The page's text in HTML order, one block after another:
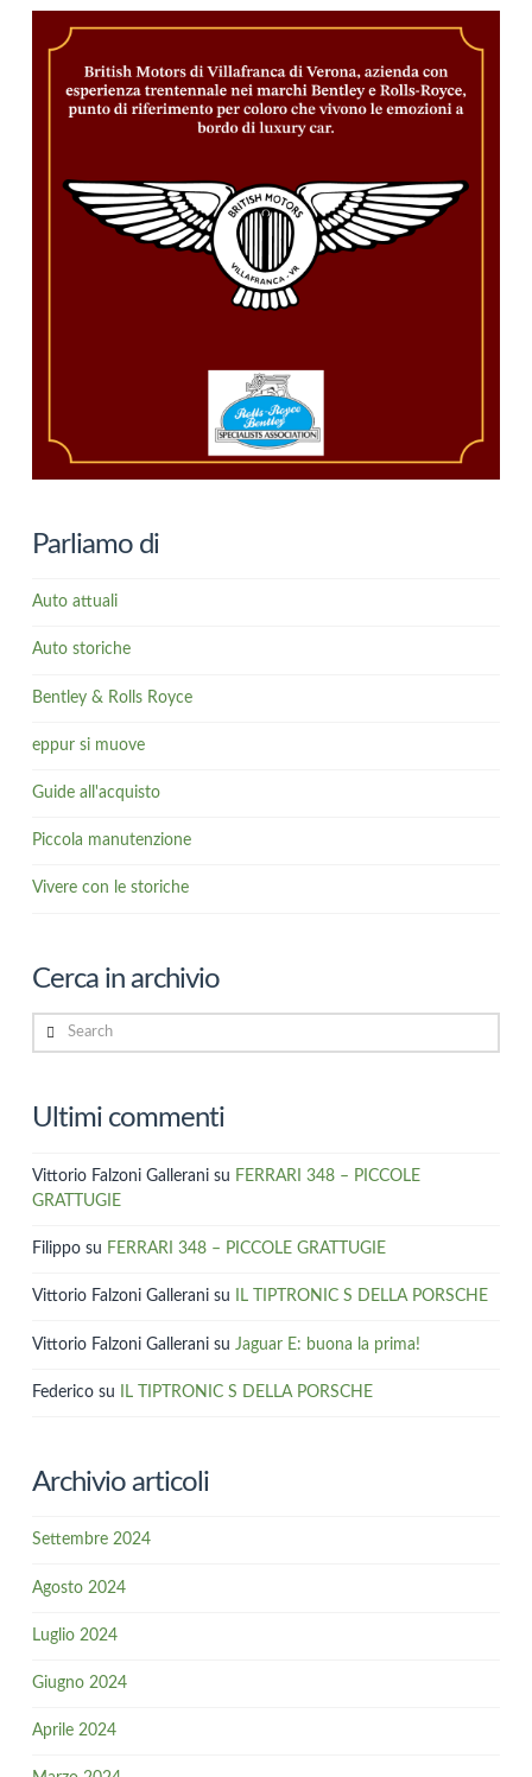
Parliamo di
Auto attuali
Auto storiche
Bentley & Rolls Royce
eppur si muove
Guide all'acquisto
Piccola manutenzione
Vivere con le storiche
Cerca in archivio
Search
Ultimi commenti
Vittorio Falzoni Galleranisu FERRARI 348 – PICCOLE
GRATTUGIE
Filipposu FERRARI 348 – PICCOLE GRATTUGIE
Vittorio Falzoni Galleranisu IL TIPTRONIC S DELLA PORSCHE
Vittorio Falzoni Galleranisu Jaguar E: buona la prima!
Federicosu IL TIPTRONIC S DELLA PORSCHE
Archivio articoli
Settembre 2024
Agosto 2024
Luglio 2024
Giugno 2024
Aprile 2024